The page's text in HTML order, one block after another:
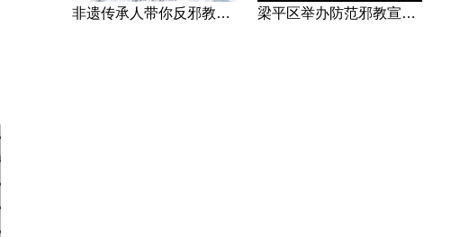
非遗传承人带你反邪教—害人的“全能神” 梁平区举办防范邪教宣传专场文艺演出